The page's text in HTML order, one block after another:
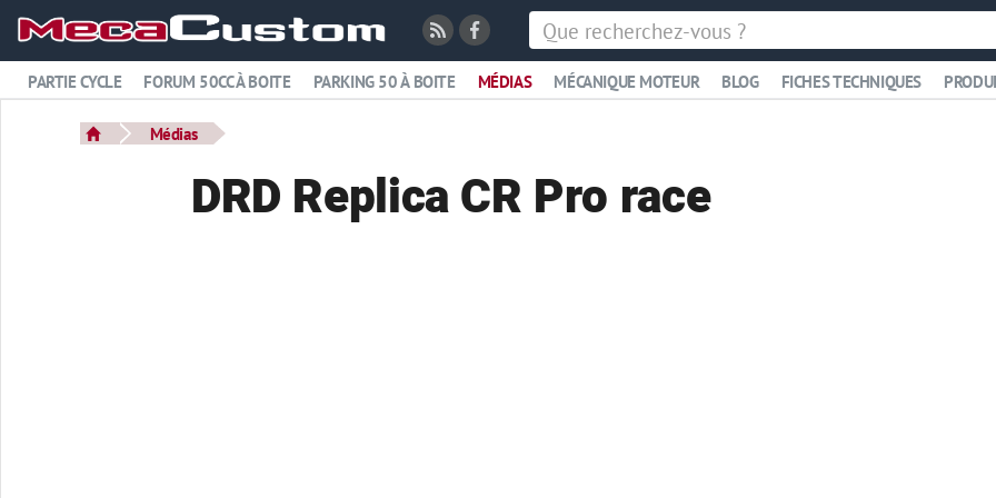
PARTIE CYCLE FORUM 50CC À BOITE PARKING 50 À BOITE MÉDIAS MÉCANIQUE MOTEUR BLOG FICHES TECHNIQUES
Médias
DRD Replica CR Pro race